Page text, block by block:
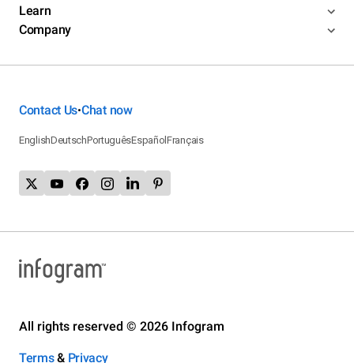
Learn
Company
Contact Us•Chat now
EnglishDeutschPortuguêsEspañolFrançais
All rights reserved © 2026 Infogram
Terms& Privacy